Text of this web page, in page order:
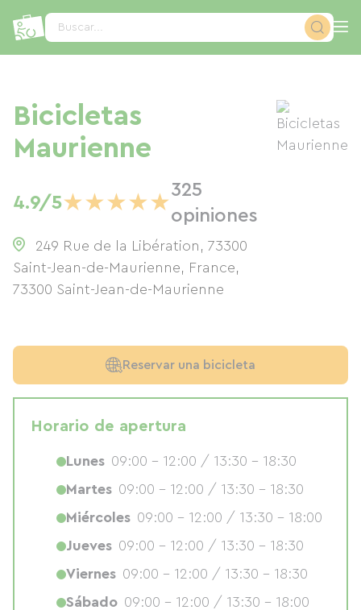
Buscar...
Bicicletas
Maurienne
4.9/5★★★★★
325
opiniones
249 Rue de la Libération, 73300
Saint-Jean-de-Maurienne, France,
73300 Saint-Jean-de-Maurienne
Reservar una bicicleta
Horario de apertura
Lunes 09:00 - 12:00 / 13:30 - 18:30
Martes 09:00 - 12:00 / 13:30 - 18:30
Miércoles 09:00 - 12:00 / 13:30 - 18:00
Jueves 09:00 - 12:00 / 13:30 - 18:30
Viernes 09:00 - 12:00 / 13:30 - 18:30
Sábado 09:00 - 12:00 / 13:30 - 18:00
Panel de gestión de cookies